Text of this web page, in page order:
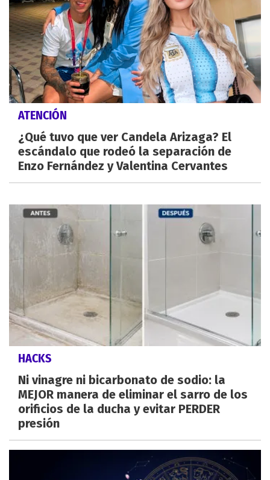
ATENCIÓN
¿Qué tuvo que ver Candela Arizaga? El
escándalo que rodeó la separación de
Enzo Fernández y Valentina Cervantes
HACKS
Ni vinagre ni bicarbonato de sodio: la
MEJOR manera de eliminar el sarro de los
orificios de la ducha y evitar PERDER
presión